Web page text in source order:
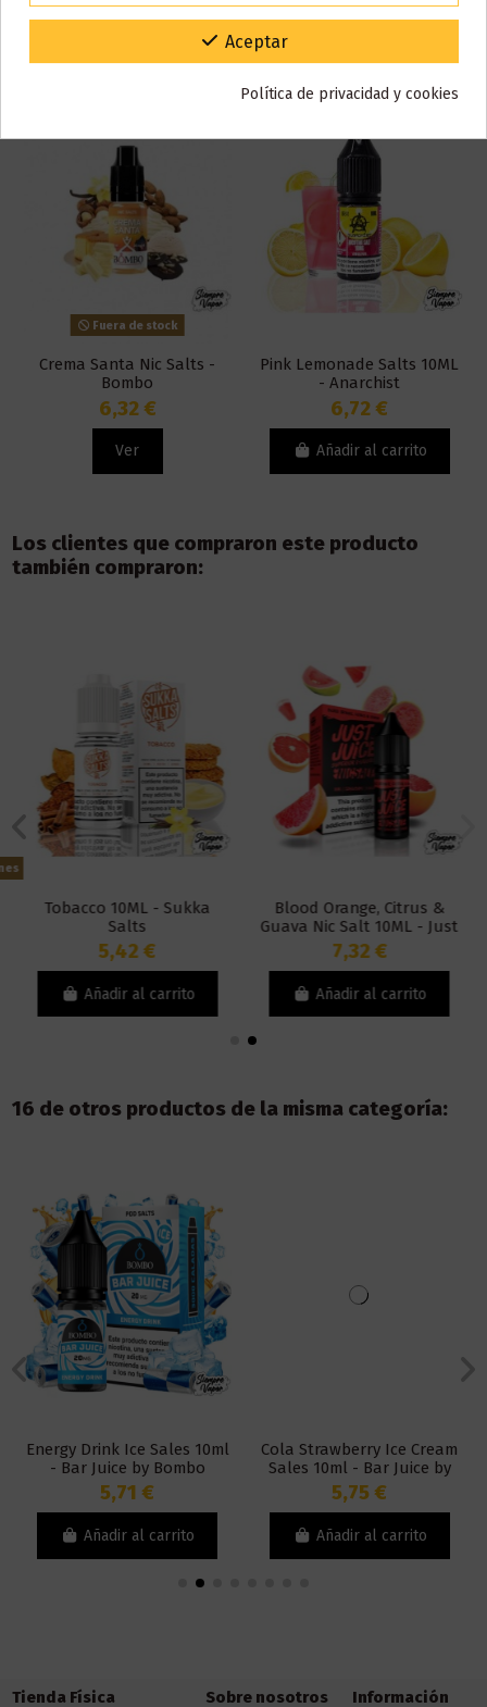
También puede que te guste
Fuera de stock
Crema Santa Nic Salts -
Bombo
6,32 €
Ver
Pink Lemonade Salts 10ML
- Anarchist
6,72 €
Añadir al carrito
Los clientes que compraron este producto
también compraron:
Tobacco 10ML - Sukka
Salts
5,42 €
Añadir al carrito
Blood Orange, Citrus &
Guava Nic Salt 10ML - Just
Juice
7,32 €
Añadir al carrito
16 de otros productos de la misma categoría:
Energy Drink Ice Sales 10ml
- Bar Juice by Bombo
5,71 €
Añadir al carrito
Cola Strawberry Ice Cream
Sales 10ml - Bar Juice by
Bombo
5,75 €
Añadir al carrito
Tienda Física Sobre nosotros Información
Gracias por tu paciencia y por seguir confiando en nosotros.
Aceptar
Política de privacidad y cookies